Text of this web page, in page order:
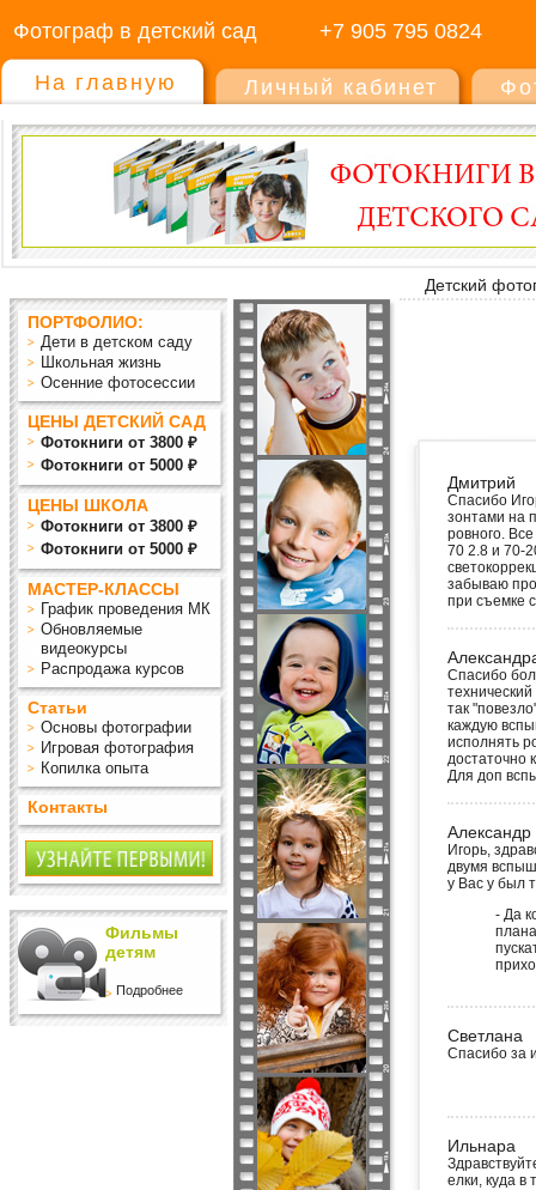
Фотограф в детский сад +7 905 795 0824
На главную Личный кабинет
Детский
ПОРТФОЛИО:
Дети в детском саду
Школьная жизнь
Осенние фотосессии
ЦЕНЫ ДЕТСКИЙ САД
Фотокниги от 3800 ₽
Фотокниги от 5000 ₽
ЦЕНЫ ШКОЛА
Фотокниги от 3800 ₽
Фотокниги от 5000 ₽
МАСТЕР-КЛАССЫ
График проведения МК
Обновляемые
видеокурсы
Распродажа курсов
Статьи
Основы фотографии
Игровая фотография
Копилка опыта
Контакты
Фильмы
детям
Подробнее
Дмитрий
Спасибо
зонтами на
ровного.
70 2.8 и 70-
забываю про
при съемке
Спасибо
так
каждую
исполнять
достаточно
Для доп
Александр
Игорь,
двумя
у Вас у был
- Да
Светлана
Спасибо за
Ильнара
елки, куда в